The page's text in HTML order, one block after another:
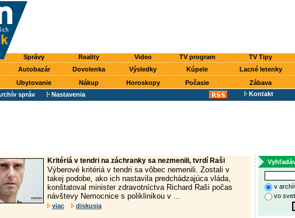
Správy Reality Video TV program TV Tipy
Autobazár Dovolenka Výsledky Kúpele Lacné letenky
Ubytovanie Nákup Horoskopy Počasie Zábava
správ Nastavenia Kontakt
Kritériá v tendri na záchranky sa nezmenili, tvrdí Raši
Výberové kritériá v tendri sa vôbec nemenili. Zostali v
takej podobe, ako ich nastavila predchádzajúca vláda,
konštatoval minister zdravotníctva Richard Raši počas
návštevy Nemocnice s poliklinikou v ...
viac diskusia
v
vo